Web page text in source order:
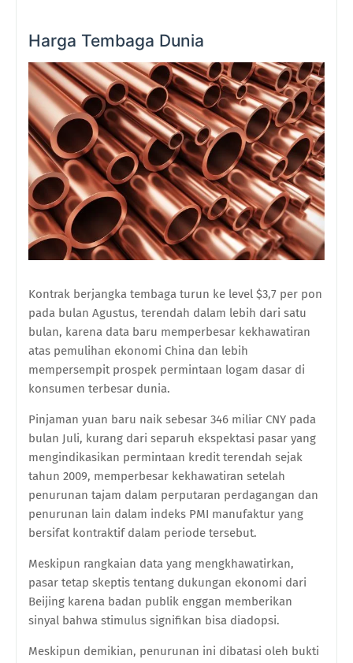
Harga Tembaga Dunia
Kontrak berjangka tembaga turun ke level $3,7 per pon
pada bulan Agustus, terendah dalam lebih dari satu
bulan, karena data baru memperbesar kekhawatiran
atas pemulihan ekonomi China dan lebih
mempersempit prospek permintaan logam dasar di
konsumen terbesar dunia.
Pinjaman yuan baru naik sebesar 346 miliar CNY pada
bulan Juli, kurang dari separuh ekspektasi pasar yang
mengindikasikan permintaan kredit terendah sejak
tahun 2009, memperbesar kekhawatiran setelah
penurunan tajam dalam perputaran perdagangan dan
penurunan lain dalam indeks PMI manufaktur yang
bersifat kontraktif dalam periode tersebut.
Meskipun rangkaian data yang mengkhawatirkan,
pasar tetap skeptis tentang dukungan ekonomi dari
Beijing karena badan publik enggan memberikan
sinyal bahwa stimulus signifikan bisa diadopsi.
Meskipun demikian, penurunan ini dibatasi oleh bukti